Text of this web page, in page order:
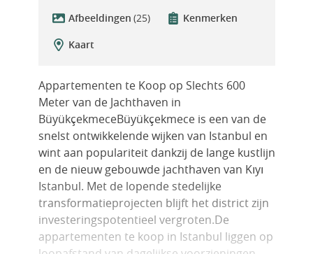
Afbeeldingen (25)
Kenmerken
Kaart
Appartementen te Koop op Slechts 600
Meter van de Jachthaven in
BüyükçekmeceBüyükçekmece is een van de
snelst ontwikkelende wijken van Istanbul en
wint aan populariteit dankzij de lange kustlijn
en de nieuw gebouwde jachthaven van Kıyı
Istanbul. Met de lopende stedelijke
transformatieprojecten blijft het district zijn
investeringspotentieel vergroten.De
appartementen te koop in Istanbul liggen op